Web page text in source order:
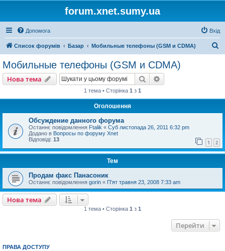
forum.xnet.sumy.ua
Допомога Вхід
Список форумів Базар Мобильные телефоны (GSM и CDMA)
Мобильные телефоны (GSM и CDMA)
Нова тема Пошук
1 тема • Сторінка 1 з 1
Оголошення
Обсуждение данного форума
Останнє повідомлення Ftalik « Суб листопада 26, 2011 6:32 pm
Додано в Вопросы по форуму Xnet
Відповіді: 13 1 2
Тем
Продам факс Панасоник
Останнє повідомлення gorin « П'ят травня 23, 2008 7:33 am
Нова тема
1 тема • Сторінка 1 з 1
Перейти
ПРАВА ДОСТУПУ